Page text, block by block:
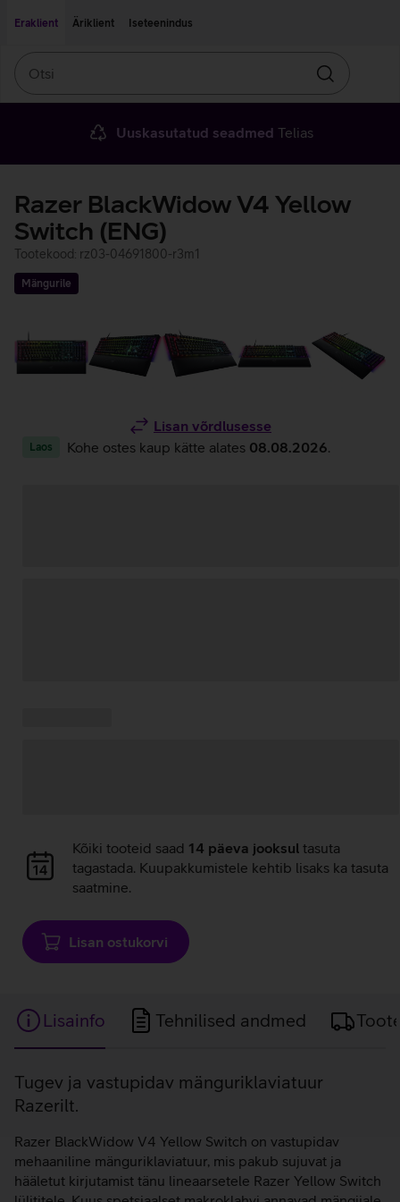
Eraklient
Äriklient Iseteenindus
Otsin
Uuskasutatud seadmed Telias
Razer BlackWidow V4 Yellow
Switch (ENG)
Tootekood: rz03-04691800-r3m1
Mängurile
Lisan võrdlusesse
Laos Kohe ostes kaup kätte alates 08.08.2026
Andmete
laadimine
Kõiki tooteid saad 14 päeva jooksul tasuta
tagastada. Kuupakkumistele kehtib lisaks ka tasuta
saatmine.
Lisan ostukorvi
Lisainfo Tehnilised andmed
Lisainfo
Tugev ja vastupidav mänguriklaviatuur
Razerilt.
Razer BlackWidow V4 Yellow Switch on vastupidav
mehaaniline mänguriklaviatuur, mis pakub sujuvat ja
hääletut kirjutamist tänu lineaarsetele Razer Yellow Switch